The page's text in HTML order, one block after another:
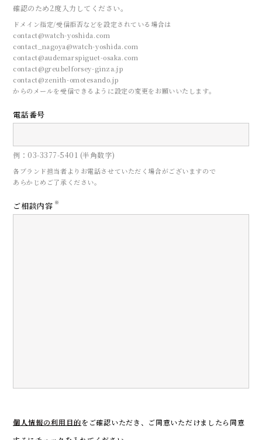
確認のため2度入力してください。
ドメイン指定/受信拒否などを設定されている場合は
contact@watch-yoshida.com
contact_nagoya@watch-yoshida.com
contact@audemarspiguet-osaka.com
contact@greubelforsey-ginza.jp
contact@zenith-omotesando.jp
からのメールを受信できるように設定の変更をお願いいたします。
電話番号
例：03-3377-5401 (半角数字)
各ブランド担当者よりお電話させていただく場合がございますので
あらかじめご了承ください。
ご相談内容 ※
個人情報の利用目的をご確認いただき、 ご同意いただけましたら同意